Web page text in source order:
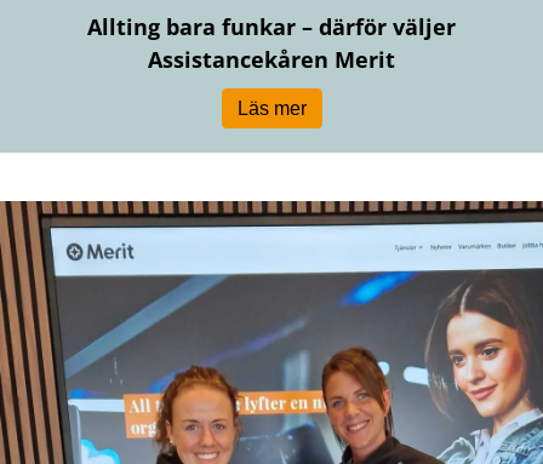
Allting bara funkar – därför väljer
Assistancekåren Merit
Läs mer